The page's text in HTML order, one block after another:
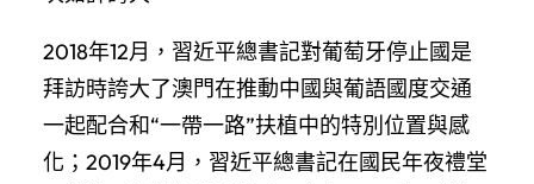
2018年12月，習近平總書記對葡萄牙停止國是
拜訪時誇大了澳門在推動中國與葡語國度交通
一起配合和“一帶一路”扶植中的特別位置與感
化；2019年4月，習近平總書記在國民年夜禮堂